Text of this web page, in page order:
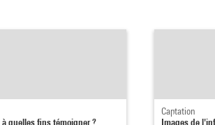
quelles fins témoigner ?
Captation
Images de